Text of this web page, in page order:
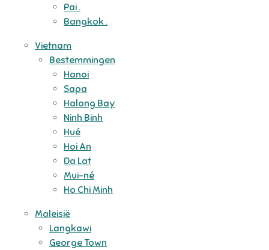
Pai .
Bangkok .
Vietnam
Bestemmingen
Hanoi
Sapa
Halong Bay
Ninh Binh
Hué
Hoi An
Da Lat
Mui-né
Ho Chi Minh
Maleisië
Langkawi
George Town